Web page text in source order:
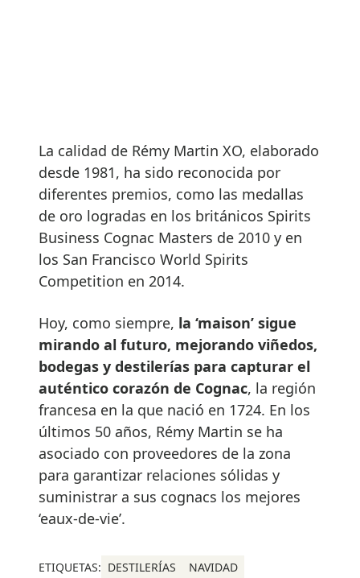
La calidad de Rémy Martin XO, elaborado
desde 1981, ha sido reconocida por
diferentes premios, como las medallas
de oro logradas en los británicos Spirits
Business Cognac Masters de 2010 y en
los San Francisco World Spirits
Competition en 2014.
Hoy, como siempre, la ‘maison’ sigue
mirando al futuro, mejorando viñedos,
bodegas y destilerías para capturar el
auténtico corazón de Cognac, la región
francesa en la que nació en 1724. En los
últimos 50 años, Rémy Martin se ha
asociado con proveedores de la zona
para garantizar relaciones sólidas y
suministrar a sus cognacs los mejores
‘eaux-de-vie’.
ETIQUETAS: DESTILERÍAS NAVIDAD